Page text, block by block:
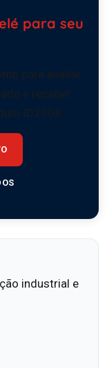
para seu
para avaliar
e receber
ID2908.
industrial e